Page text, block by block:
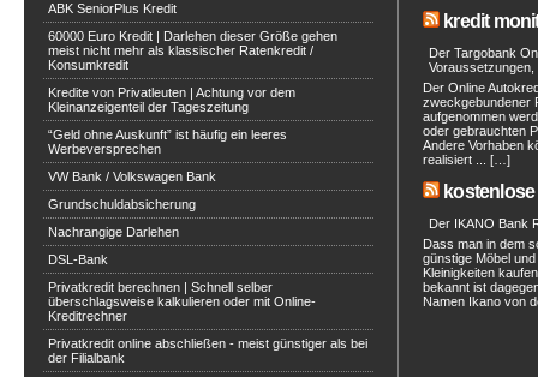
ABK SeniorPlus Kredit
60000 Euro Kredit | Darlehen dieser Größe gehen
meist nicht mehr als klassischer Ratenkredit /
Konsumkredit
Kredite von Privatleuten | Achtung vor dem
Kleinanzeigenteil der Tageszeitung
“Geld ohne Auskunft” ist häufig ein leeres
Werbeversprechen
VW Bank / Volkswagen Bank
Grundschuldabsicherung
Nachrangige Darlehen
DSL-Bank
Privatkredit berechnen | Schnell selber
überschlagsweise kalkulieren oder mit Online-
Kreditrechner
Privatkredit online abschließen - meist günstiger als bei
der Filialbank
kredit
Der Targobank
Voraussetzungen,
Der Online
zweckgebundener
aufgenommen
oder gebrauchten
Andere Vorhaben
realisiert ... […]
Der IKANO Bank
Dass man in dem
günstige Möbel
Kleinigkeiten
bekannt ist
Namen Ikano von